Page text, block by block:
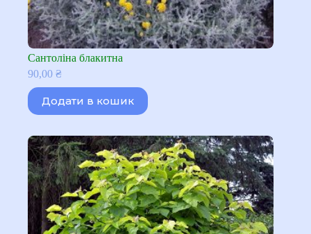
Сантоліна блакитна
90,00 ₴
Додати в кошик